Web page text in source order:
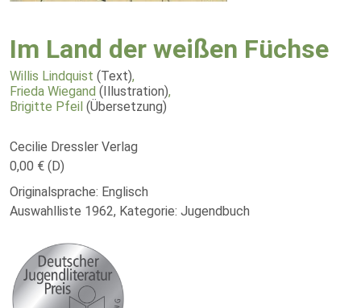
Im Land der weißen Füchse
Willis Lindquist (Text),
Frieda Wiegand (Illustration),
Brigitte Pfeil (Übersetzung)
Cecilie Dressler Verlag
0,00 € (D)
Originalsprache: Englisch
Auswahlliste 1962, Kategorie: Jugendbuch